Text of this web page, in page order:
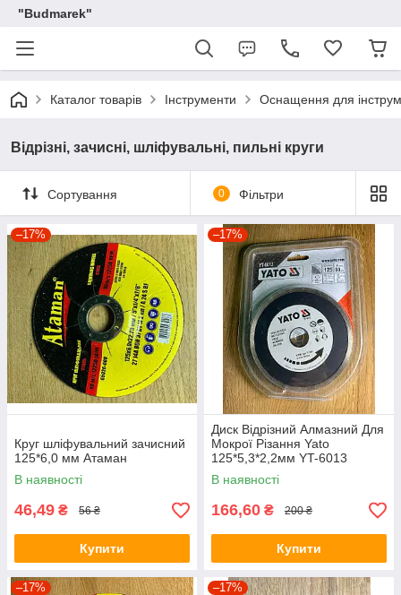
"Budmarek"
Каталог товарів Інструменти Оснащення для
Відрізні, зачисні, шліфувальні, пильні круги
Сортування 0 Фільтри
–17%
Круг шліфувальний зачисний
125*6,0 мм Атаман
В наявності
46,49 ₴ 56 ₴
Купити
–17%
Диск Відрізний Алмазний Для
Мокрої Різання Yato
125*5,3*2,2мм YT-6013
В наявності
166,60 ₴ 200 ₴
Купити
–17% –17%